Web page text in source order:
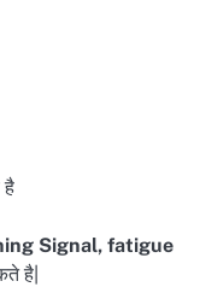
है
Signal, fatigue
है|